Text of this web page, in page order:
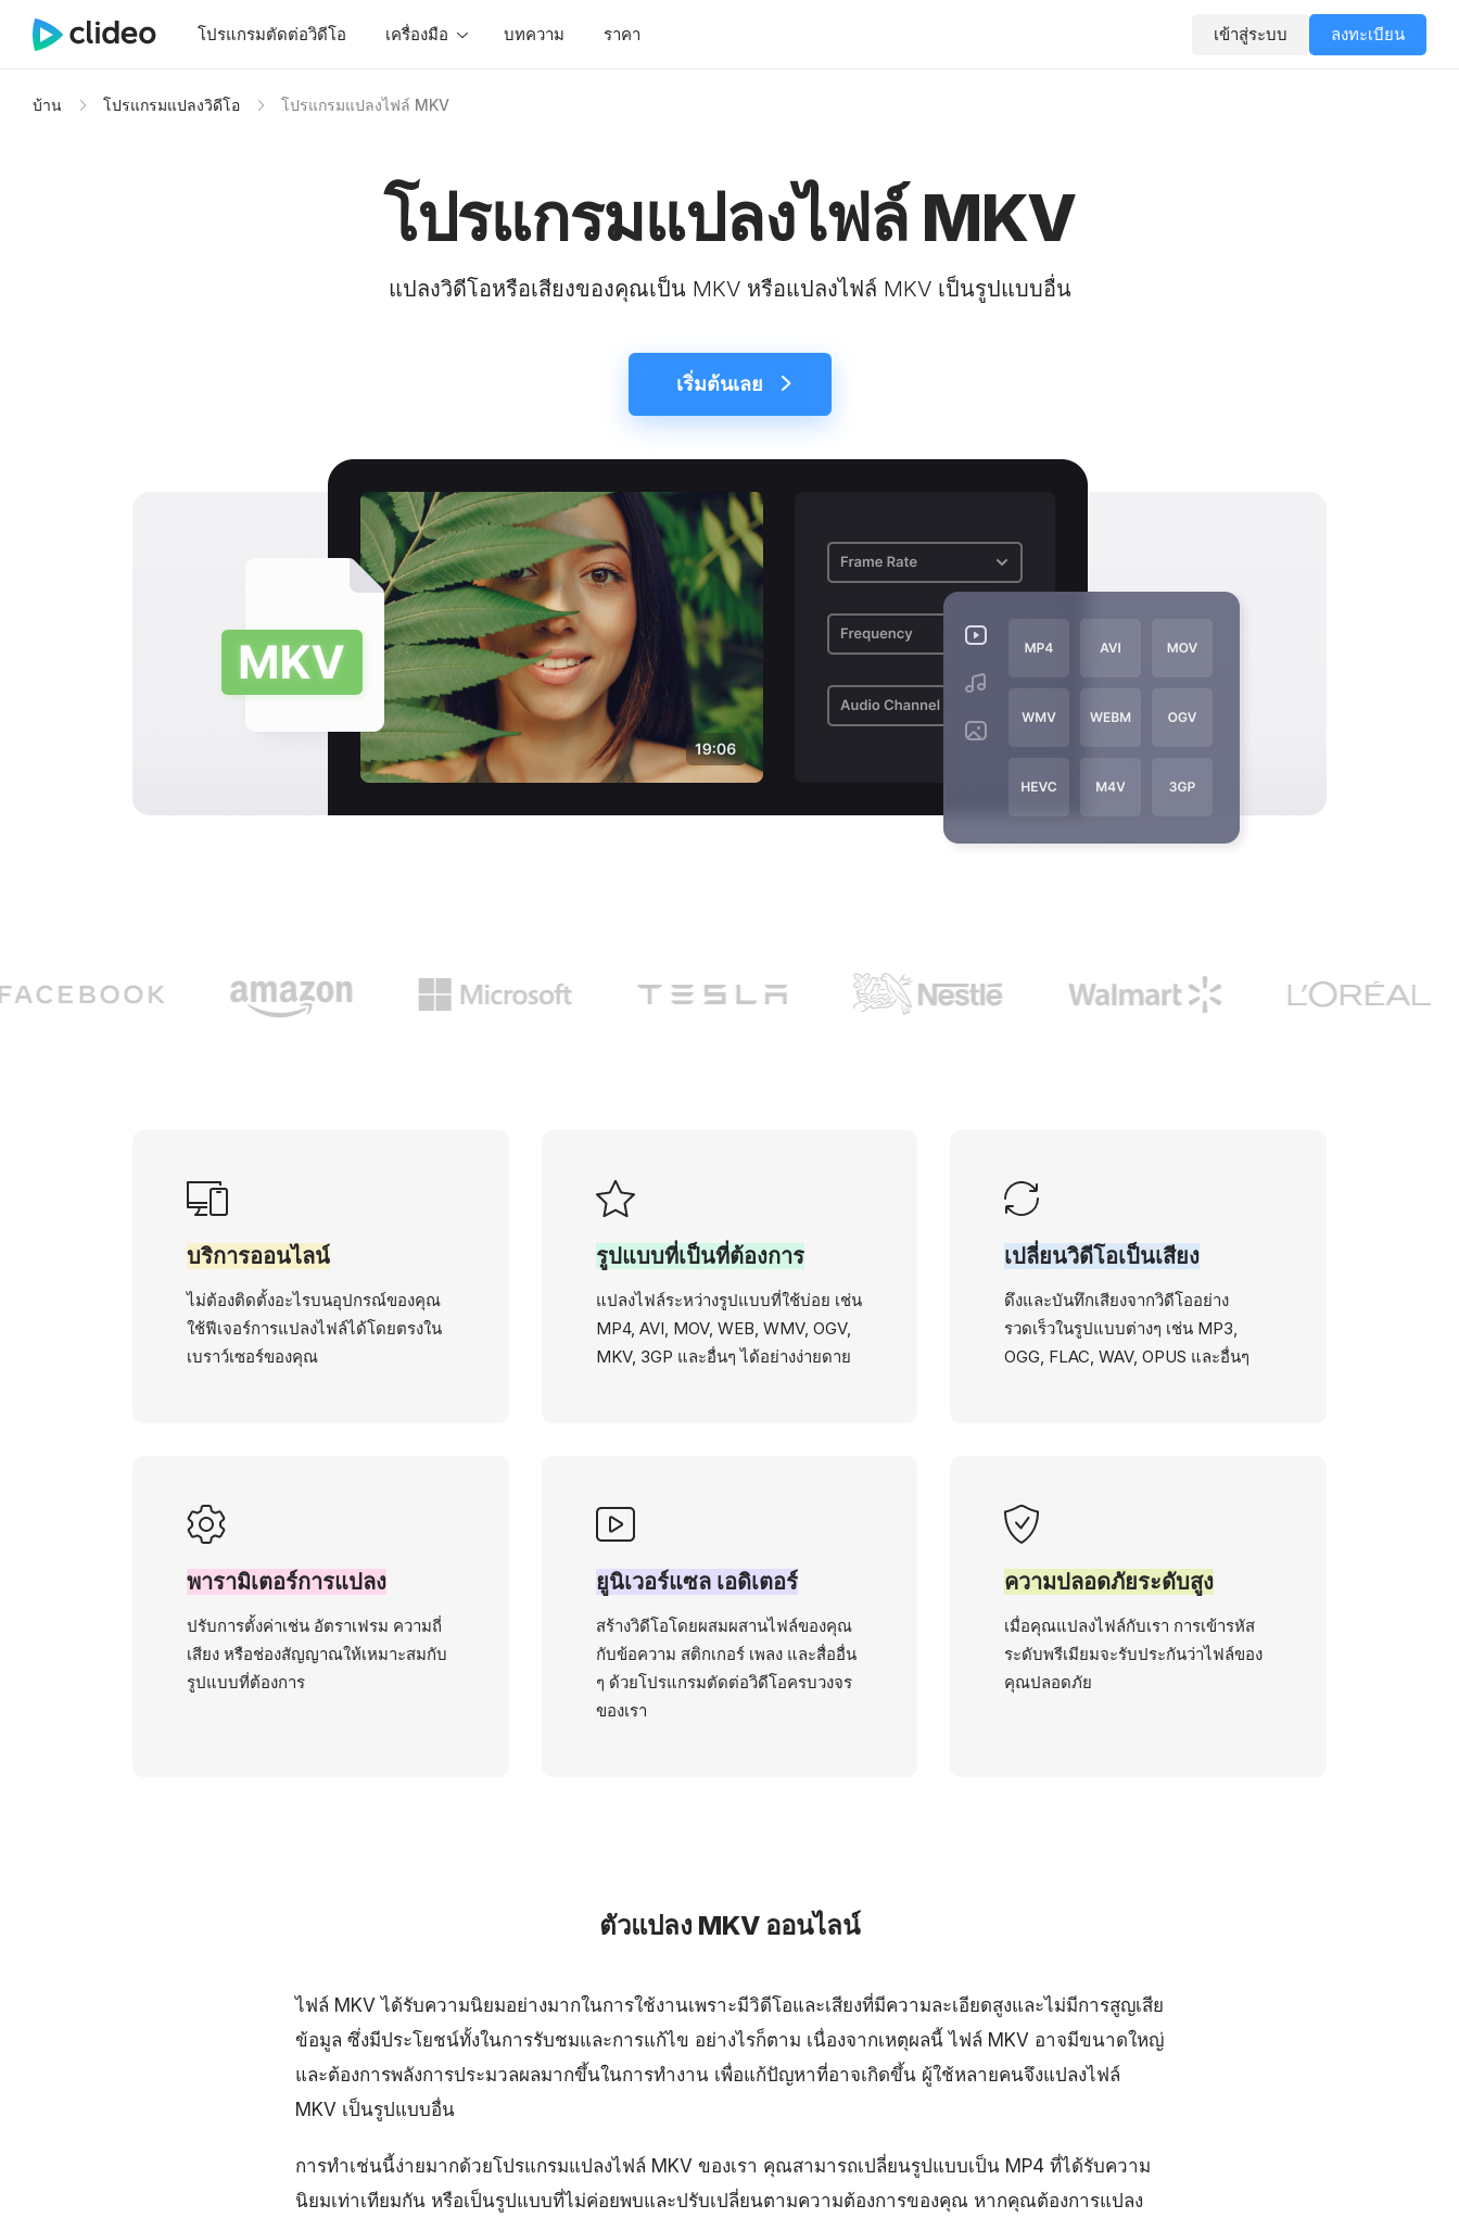
โปรแกรมตัดต่อวิดีโอ เครื่องมือ บทความ ราคา เข้าสู่ระบบ ลงทะเบียน
บ้าน โปรแกรมแปลงวิดีโอ โปรแกรมแปลงไฟล์ MKV
โปรแกรมแปลงไฟล์ MKV
แปลงวิดีโอหรือเสียงของคุณเป็น MKV หรือแปลงไฟล์ MKV เป็นรูปแบบอื่น
เริ่มต้นเลย
บริการออนไลน์
ไม่ต้องติดตั้งอะไรบนอุปกรณ์ของคุณ
ใช้ฟีเจอร์การแปลงไฟล์ได้โดยตรงใน
เบราว์เซอร์ของคุณ
รูปแบบที่เป็นที่ต้องการ
แปลงไฟล์ระหว่างรูปแบบที่ใช้บ่อย เช่น
MP4, AVI, MOV, WEB, WMV, OGV,
MKV, 3GP และอื่นๆ ได้อย่างง่ายดาย
เปลี่ยนวิดีโอเป็นเสียง
ดึงและบันทึกเสียงจากวิดีโออย่าง
รวดเร็วในรูปแบบต่างๆ เช่น MP3,
OGG, FLAC, WAV, OPUS และอื่นๆ
พารามิเตอร์การแปลง
ปรับการตั้งค่าเช่น อัตราเฟรม ความถี่
เสียง หรือช่องสัญญาณให้เหมาะสมกับ
รูปแบบที่ต้องการ
ยูนิเวอร์แซล เอดิเตอร์
สร้างวิดีโอโดยผสมผสานไฟล์ของคุณ
กับข้อความ สติกเกอร์ เพลง และสื่ออื่น
ๆ ด้วยโปรแกรมตัดต่อวิดีโอครบวงจร
ของเรา
ความปลอดภัยระดับสูง
เมื่อคุณแปลงไฟล์กับเรา การเข้ารหัส
ระดับพรีเมียมจะรับประกันว่าไฟล์ของ
คุณปลอดภัย
ตัวแปลง MKV ออนไลน์
ไฟล์ MKV ได้รับความนิยมอย่างมากในการใช้งานเพราะมีวิดีโอและเสียงที่มีความละเอียดสูงและไม่มีการสูญเสีย
ข้อมูล ซึ่งมีประโยชน์ทั้งในการรับชมและการแก้ไข อย่างไรก็ตาม เนื่องจากเหตุผลนี้ ไฟล์ MKV อาจมีขนาดใหญ่
และต้องการพลังการประมวลผลมากขึ้นในการทำงาน เพื่อแก้ปัญหาที่อาจเกิดขึ้น ผู้ใช้หลายคนจึงแปลงไฟล์
MKV เป็นรูปแบบอื่น
การทำเช่นนี้ง่ายมากด้วยโปรแกรมแปลงไฟล์ MKV ของเรา คุณสามารถเปลี่ยนรูปแบบเป็น MP4 ที่ได้รับความ
นิยมเท่าเทียมกัน หรือเป็นรูปแบบที่ไม่ค่อยพบและปรับเปลี่ยนตามความต้องการของคุณ หากคุณต้องการแปลง